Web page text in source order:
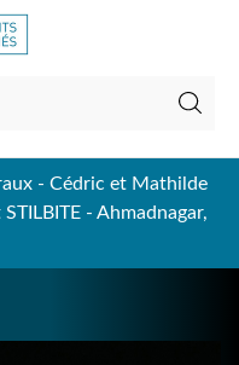
- Cédric et Mathilde
- Ahmadnagar,